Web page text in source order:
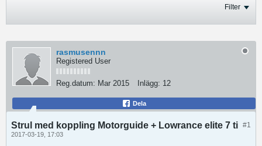
Filter
rasmusennn
Registered User
Reg.datum: Mar 2015 Inlägg: 12
Dela
#1
Strul med koppling Motorguide + Lowrance elite 7 ti
2017-03-19, 17:03